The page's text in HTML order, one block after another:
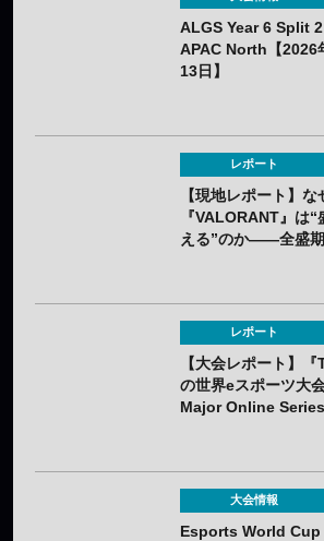
ALGS Year 6 Split
APAC North【2026
13日】
レポート
【現地レポート】な
『VALORANT』は
える”のか——全盛期
レポート
【大会レポート】『
の世界eスポーツ大
Major Online
大会情報
Esports World Cup